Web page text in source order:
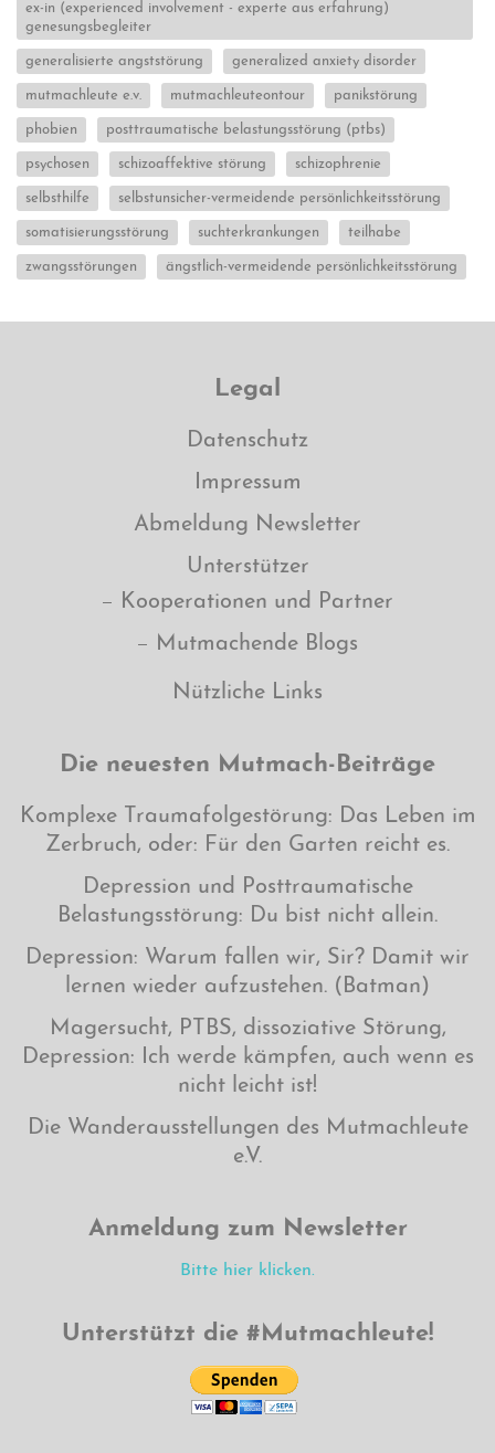
ex-in (experienced involvement - experte aus erfahrung)
genesungsbegleiter
generalisierte angststörung generalized anxiety disorder
mutmachleute e.v. mutmachleuteontour panikstörung
phobien posttraumatische belastungsstörung (ptbs)
psychosen schizoaffektive störung schizophrenie
selbsthilfe selbstunsicher-vermeidende persönlichkeitsstörung
somatisierungsstörung suchterkrankungen teilhabe
zwangsstörungen ängstlich-vermeidende persönlichkeitsstörung
Legal
Datenschutz
Impressum
Abmeldung Newsletter
Unterstützer
Kooperationen und Partner
Mutmachende Blogs
Nützliche Links
Die neuesten Mutmach-Beiträge
Komplexe Traumafolgestörung: Das Leben im
Zerbruch, oder: Für den Garten reicht es.
Depression und Posttraumatische
Belastungsstörung: Du bist nicht allein.
Depression: Warum fallen wir, Sir? Damit wir
lernen wieder aufzustehen. (Batman)
Magersucht, PTBS, dissoziative Störung,
Depression: Ich werde kämpfen, auch wenn es
nicht leicht ist!
Die Wanderausstellungen des Mutmachleute
e.V.
Anmeldung zum Newsletter
Bitte hier klicken.
Unterstützt die #Mutmachleute!